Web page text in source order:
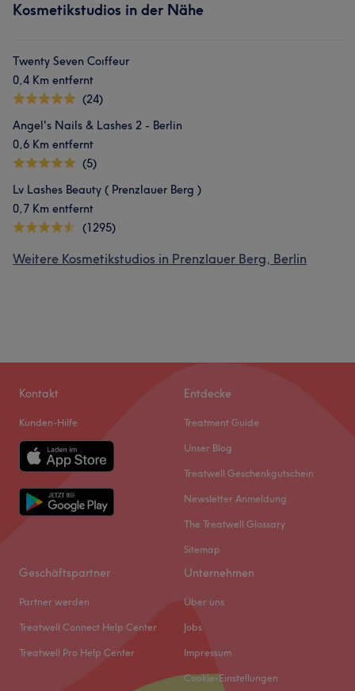
Kosmetikstudios in der Nähe
Twenty Seven Coıffeur
0,4 Km entfernt
(24)
Angel's Nails & Lashes 2 - Berlin
0,6 Km entfernt
(5)
Lv Lashes Beauty ( Prenzlauer Berg )
0,7 Km entfernt
(1295)
Weitere Kosmetikstudios in Prenzlauer Berg, Berlin
Kontakt
Kunden-Hilfe
Entdecke
Treatment Guide
Unser Blog
Treatwell Geschenkgutschein
Newsletter Anmeldung
The Treatwell Glossary
Sitemap
Geschäftspartner
Partner werden
Treatwell Connect Help Center
Treatwell Pro Help Center
Unternehmen
Über uns
Jobs
Impressum
Cookie-Einstellungen